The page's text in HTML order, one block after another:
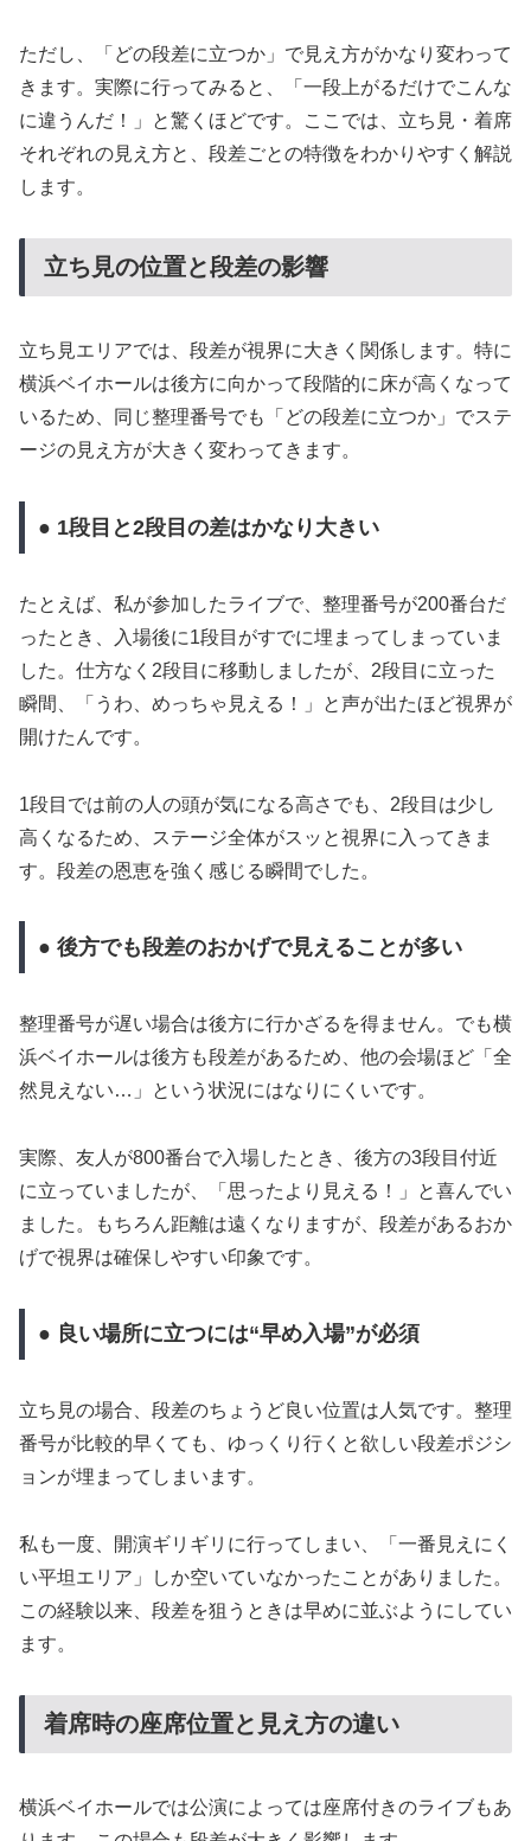
ただし、「どの段差に立つか」で見え方がかなり変わって
きます。実際に行ってみると、「一段上がるだけでこんな
に違うんだ！」と驚くほどです。ここでは、立ち見・着席
それぞれの見え方と、段差ごとの特徴をわかりやすく解説
します。
立ち見の位置と段差の影響
立ち見エリアでは、段差が視界に大きく関係します。特に
横浜ベイホールは後方に向かって段階的に床が高くなって
いるため、同じ整理番号でも「どの段差に立つか」でステ
ージの見え方が大きく変わってきます。
● 1段目と2段目の差はかなり大きい
たとえば、私が参加したライブで、整理番号が200番台だ
ったとき、入場後に1段目がすでに埋まってしまっていま
した。仕方なく2段目に移動しましたが、2段目に立った
瞬間、「うわ、めっちゃ見える！」と声が出たほど視界が
開けたんです。
1段目では前の人の頭が気になる高さでも、2段目は少し
高くなるため、ステージ全体がスッと視界に入ってきま
す。段差の恩恵を強く感じる瞬間でした。
● 後方でも段差のおかげで見えることが多い
整理番号が遅い場合は後方に行かざるを得ません。でも横
浜ベイホールは後方も段差があるため、他の会場ほど「全
然見えない…」という状況にはなりにくいです。
実際、友人が800番台で入場したとき、後方の3段目付近
に立っていましたが、「思ったより見える！」と喜んでい
ました。もちろん距離は遠くなりますが、段差があるおか
げで視界は確保しやすい印象です。
● 良い場所に立つには“早め入場”が必須
立ち見の場合、段差のちょうど良い位置は人気です。整理
番号が比較的早くても、ゆっくり行くと欲しい段差ポジシ
ョンが埋まってしまいます。
私も一度、開演ギリギリに行ってしまい、「一番見えにく
い平坦エリア」しか空いていなかったことがありました。
この経験以来、段差を狙うときは早めに並ぶようにしてい
ます。
着席時の座席位置と見え方の違い
横浜ベイホールでは公演によっては座席付きのライブもあ